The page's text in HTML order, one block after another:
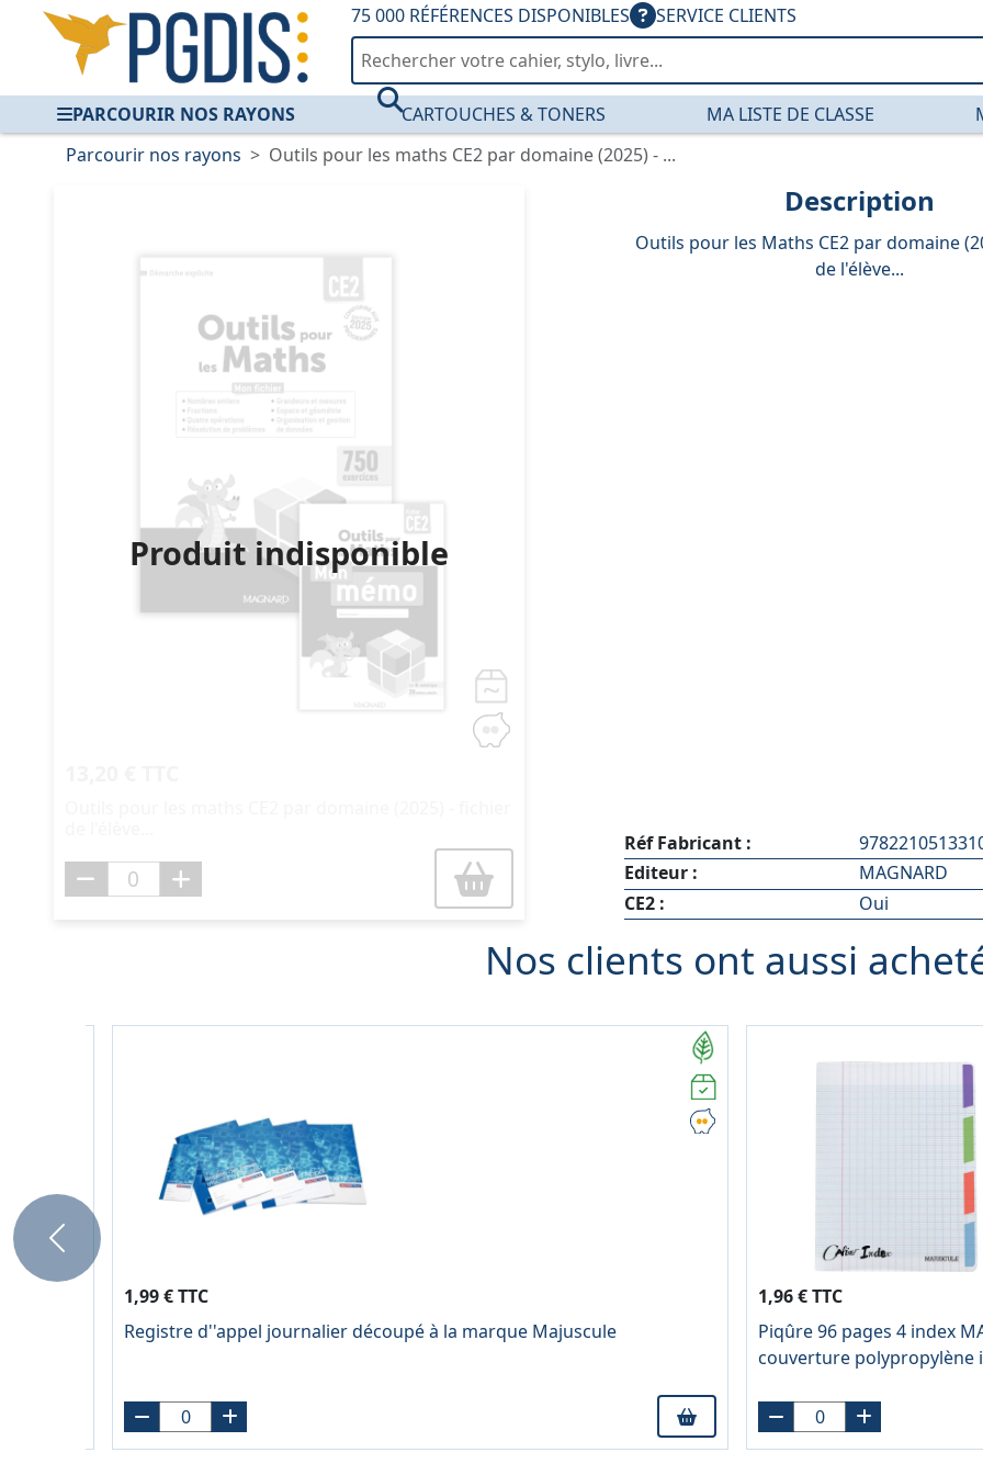
75 000 RÉFÉRENCES DISPONIBLES SERVICE CLIENTS
PARCOURIR NOS RAYONS CARTOUCHES & TONERS MA LISTE DE CLASSE
Parcourir nos rayons
Outils pour les maths CE2 par domaine (2025) - ...
Produit indisponible
Description
Outils pour les Maths CE2 par domaine
de l'élève...
Réf Fabricant :
Editeur :
MAGNARD
CE2 :
Oui
Nos clients ont aussi
1,99 € TTC
Registre d''appel journalier découpé à la marque Majuscule
1,96 € TTC
Piqûre 96 pages 4 index
couverture polypropylène
Previous